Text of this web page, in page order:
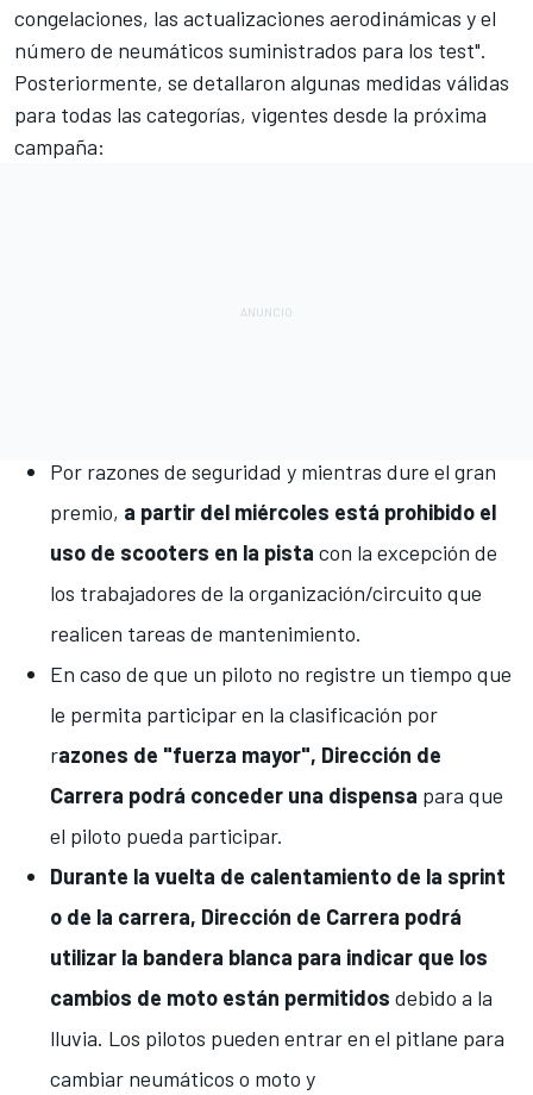
congelaciones, las actualizaciones aerodinámicas y el
número de neumáticos suministrados para los test".
Posteriormente, se detallaron algunas medidas válidas
para todas las categorías, vigentes desde la próxima
campaña:
Por razones de seguridad y mientras dure el gran
premio, a partir del miércoles está prohibido el
uso de scooters en la pista con la excepción de
los trabajadores de la organización/circuito que
realicen tareas de mantenimiento.
En caso de que un piloto no registre un tiempo que
le permita participar en la clasificación por
razones de "fuerza mayor", Dirección de
Carrera podrá conceder una dispensa para que
el piloto pueda participar.
Durante la vuelta de calentamiento de la sprint
o de la carrera, Dirección de Carrera podrá
utilizar la bandera blanca para indicar que los
cambios de moto están permitidos debido a la
lluvia. Los pilotos pueden entrar en el pitlane para
cambiar neumáticos o moto y